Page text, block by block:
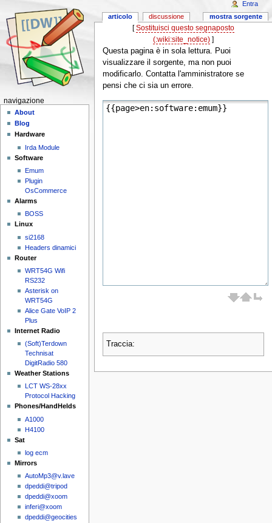
[Sostituisci questo segnaposto
(:wiki:site_notice)]
Questa pagina è in sola lettura. Puoi
visualizzare il sorgente, ma non puoi
modificarlo. Contatta l'amministratore se
pensi che ci sia un errore.
Traccia:
articolo discussione mostra sorgente
Entra
navigazione
About
Blog
Hardware
Irda Module
Software
Emum
Plugin
OsCommerce
Alarms
BOSS
Linux
si2168
Headers dinamici
Router
WRT54G Wifi
RS232
Asterisk on
WRT54G
Alice Gate VoIP 2
Plus
Internet Radio
(Soft)Terdown
Technisat
DigitRadio 580
Weather Stations
LCT WS-28xx
Protocol Hacking
Phones/HandHelds
A1000
H4100
Sat
log ecm
Mirrors
AutoMp3@v.lave
dpeddi@tripod
dpeddi@xoom
inferi@xoom
dpeddi@geocities